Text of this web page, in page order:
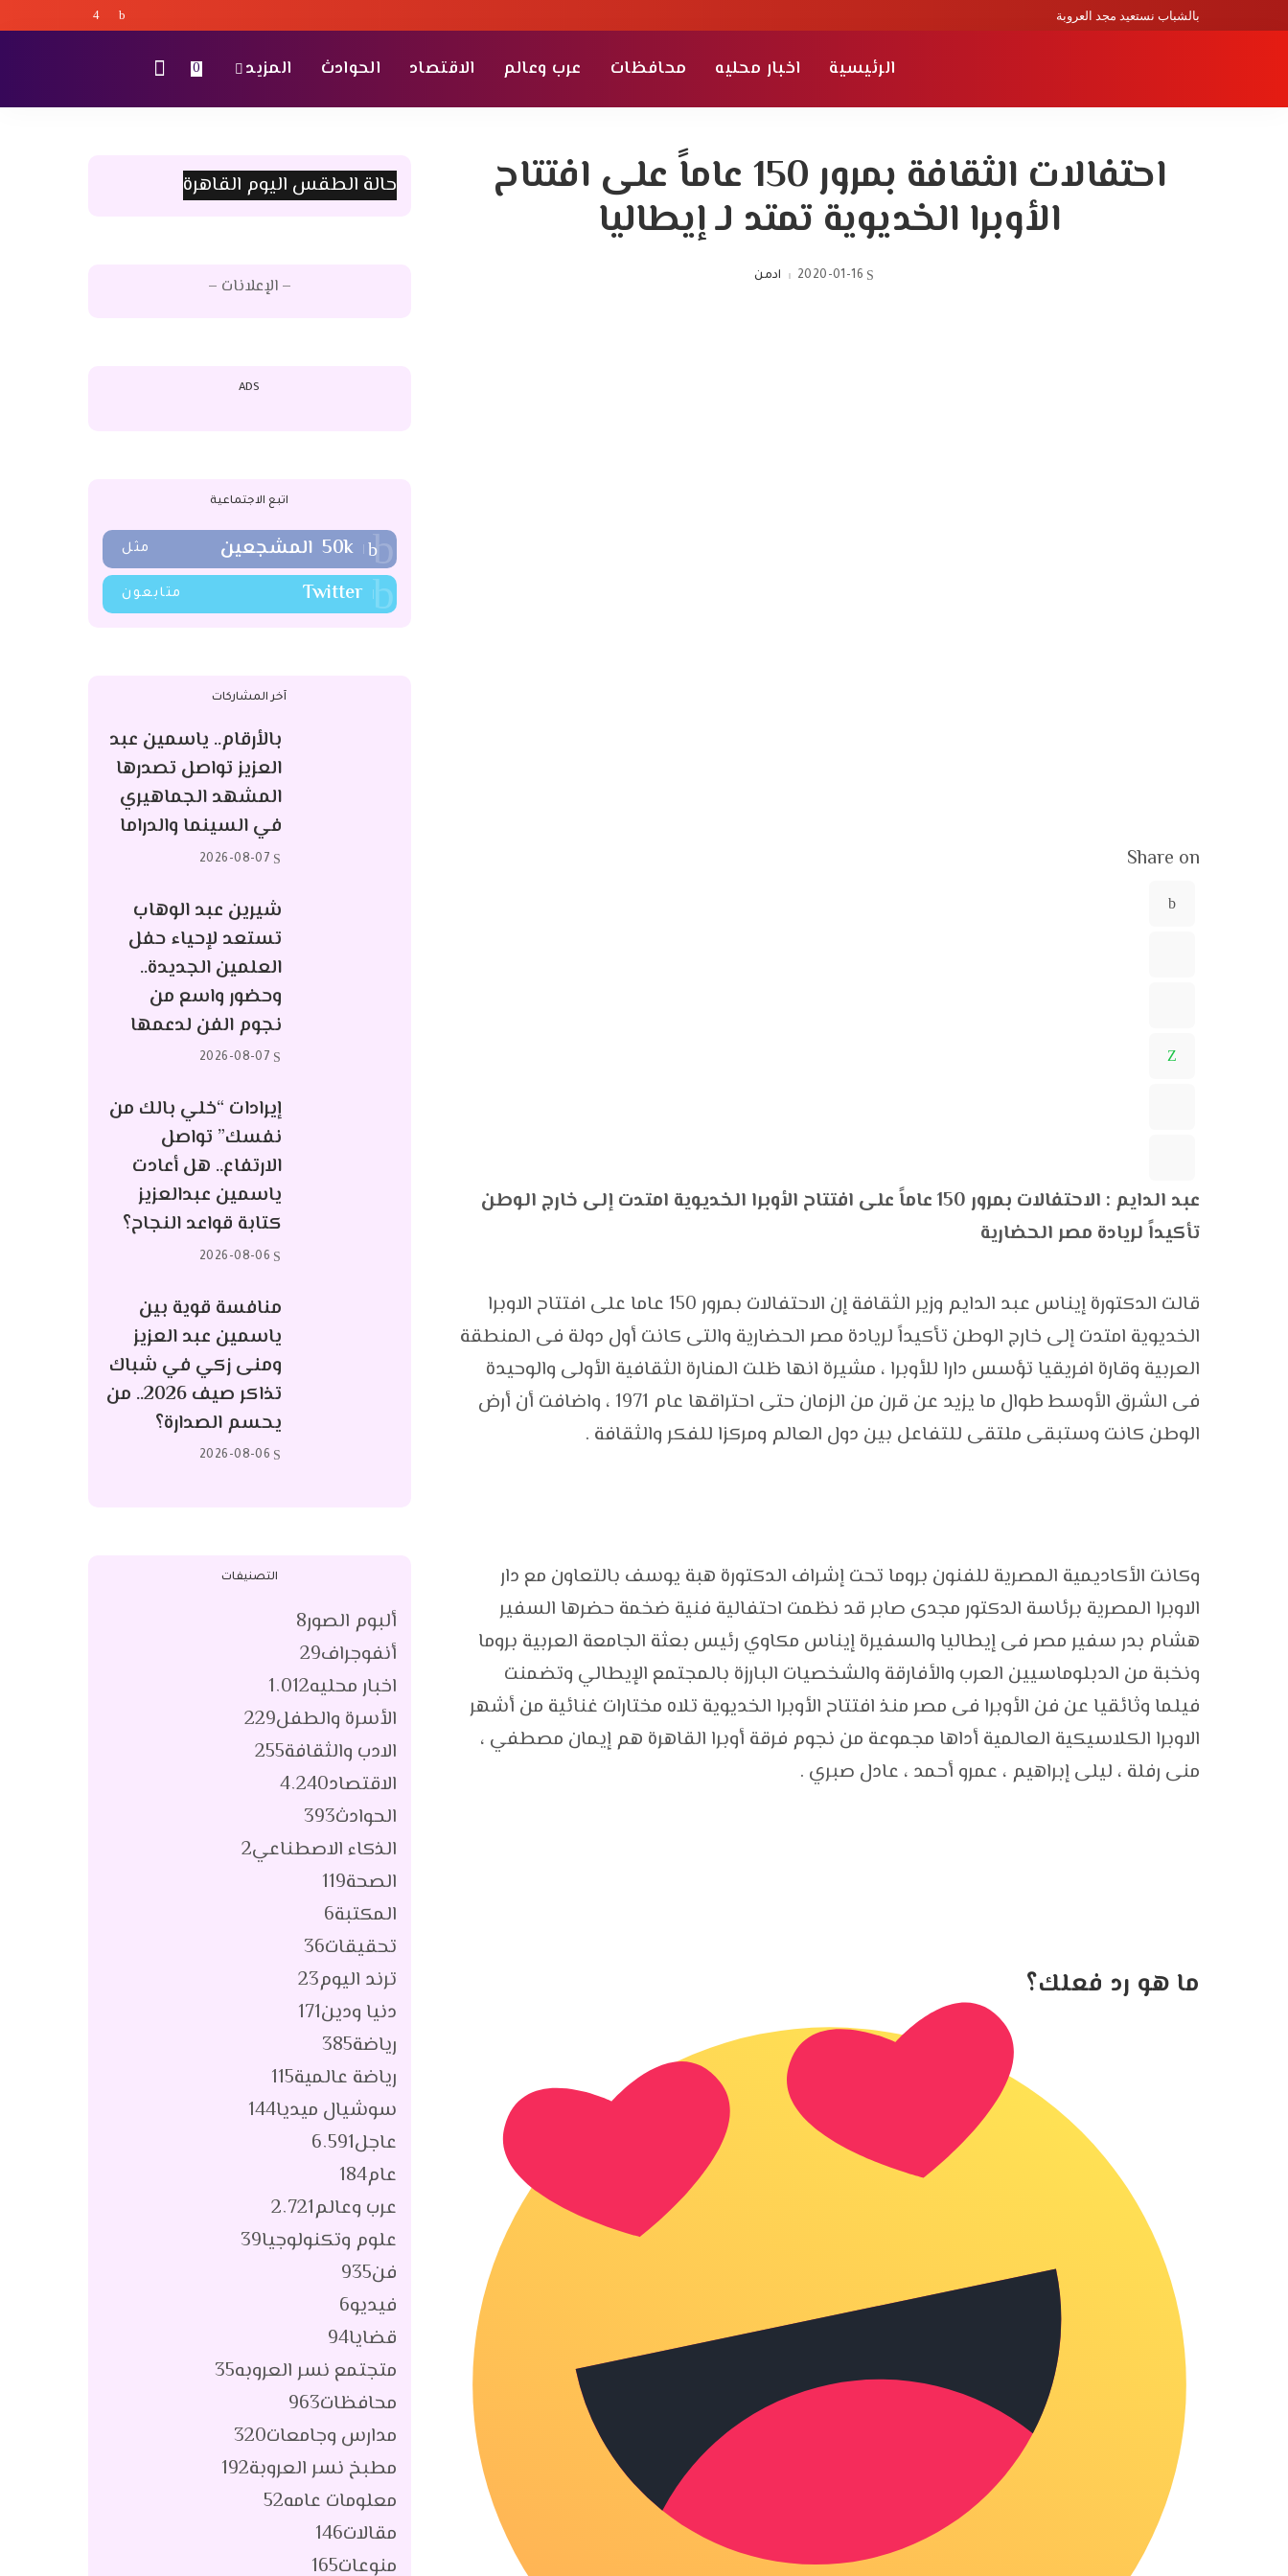
بالشباب نستعيد مجد العروبة
الرئيسية اخبار محليه محافظات عرب وعالم الاقتصاد الحوادث المزيد 0
احتفالات الثقافة بمرور 150 عاماً على افتتاح
الأوبرا الخديوية تمتد لـ إيطاليا
2020-01-16
Posted
ادمن
Share on
عبد الدايم : الاحتفالات بمرور 150 عاماً على افتتاح الأوبرا الخديوية امتدت إلى خارج الوطن
تأكيداً لريادة مصر الحضارية
قالت الدكتورة إيناس عبد الدايم وزير الثقافة إن الاحتفالات بمرور 150 عاما على افتتاح الاوبرا
الخديوية امتدت إلى خارج الوطن تأكيداً لريادة مصر الحضارية والتى كانت أول دولة فى المنطقة
العربية وقارة افريقيا تؤسس دارا للأوبرا ، مشيرة انها ظلت المنارة الثقافية الأولى والوحيدة
فى الشرق الأوسط طوال ما يزيد عن قرن من الزمان حتى احتراقها عام 1971 ، واضافت أن أرض
الوطن كانت وستبقى ملتقى للتفاعل بين دول العالم ومركزا للفكر والثقافة .
وكانت الأكاديمية المصرية للفنون بروما تحت إشراف الدكتورة هبة يوسف بالتعاون مع دار
الاوبرا المصرية برئاسة الدكتور مجدى صابر قد نظمت احتفالية فنية ضخمة حضرها السفير
هشام بدر سفير مصر فى إيطاليا والسفيرة إيناس مكاوي رئيس بعثة الجامعة العربية بروما
ونخبة من الدبلوماسيين العرب والأفارقة والشخصيات البارزة بالمجتمع الإيطالي وتضمنت
فيلما وثائقيا عن فن الأوبرا فى مصر منذ افتتاح الأوبرا الخديوية تلاه مختارات غنائية من أشهر
الاوبرا الكلاسيكية العالمية أداها مجموعة من نجوم فرقة أوبرا القاهرة هم إيمان مصطفي ،
منى رفلة ، ليلى إبراهيم ، عمرو أحمد ، عادل صبري .
ما هو رد فعلك؟
حالة الطقس اليوم القاهرة
– الإعلانات –
ADS
اتبع الاجتماعية
50k المشجعين مثل
Twitter متابعون
آخر المشاركات
بالأرقام.. ياسمين عبد
العزيز تواصل تصدرها
المشهد الجماهيري
في السينما والدراما
2026-08-07
شيرين عبد الوهاب
تستعد لإحياء حفل
العلمين الجديدة..
وحضور واسع من
نجوم الفن لدعمها
2026-08-07
إيرادات “خلي بالك من
نفسك” تواصل
الارتفاع.. هل أعادت
ياسمين عبدالعزيز
كتابة قواعد النجاح؟
2026-08-06
منافسة قوية بين
ياسمين عبد العزيز
ومنى زكي في شباك
تذاكر صيف 2026.. من
يحسم الصدارة؟
2026-08-06
التصنيفات
ألبوم الصور8
أنفوجراف29
اخبار محليه1٬012
الأسرة والطفل229
الادب والثقافة255
الاقتصاد4٬240
الحوادث393
الذكاء الاصطناعي2
الصحة119
المكتبة6
تحقيقات36
ترند اليوم23
دنيا ودين171
رياضة385
رياضة عالمية115
سوشيال ميديا144
عاجل6٬591
عام184
عرب وعالم2٬721
علوم وتكنولوجيا39
فن935
فيديو6
قضايا94
متجتمع نسر العروبه35
محافظات963
مدارس وجامعات320
مطبخ نسر العروبة192
معلومات عامه52
مقالات146
منوعات165